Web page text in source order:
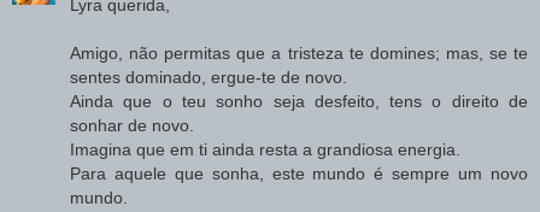
Lyra querida,
Amigo, não permitas que a tristeza te domines; mas, se te
sentes dominado, ergue-te de novo.
Ainda que o teu sonho seja desfeito, tens o direito de
sonhar de novo.
Imagina que em ti ainda resta a grandiosa energia.
Para aquele que sonha, este mundo é sempre um novo
mundo.